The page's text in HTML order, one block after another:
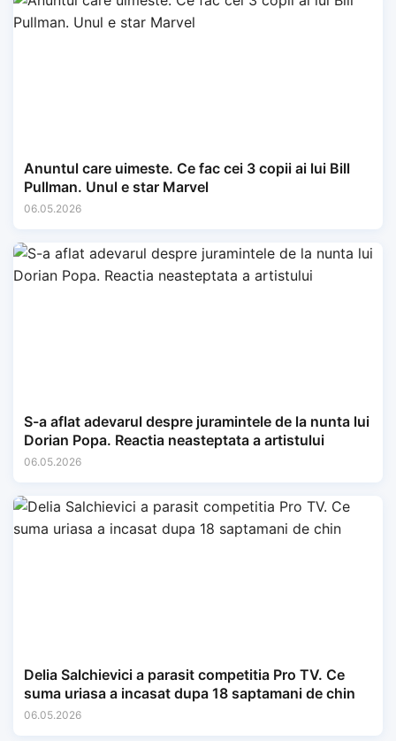
Anuntul care uimeste. Ce fac cei 3 copii ai lui Bill
Pullman. Unul e star Marvel
06.05.2026
S-a aflat adevarul despre juramintele de la nunta lui
Dorian Popa. Reactia neasteptata a artistului
06.05.2026
Delia Salchievici a parasit competitia Pro TV. Ce
suma uriasa a incasat dupa 18 saptamani de chin
06.05.2026